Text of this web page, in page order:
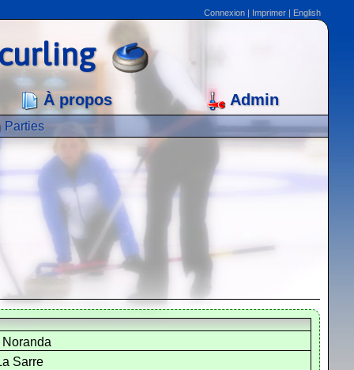
Connexion | Imprimer | English
À propos Admin
Parties
Noranda
Sarre